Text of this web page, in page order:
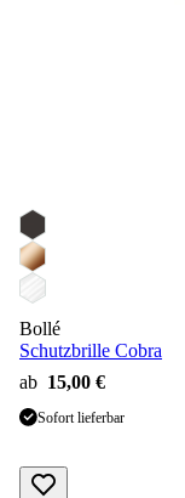
Bollé
Schutzbrille Cobra
ab 15,00 €
Sofort lieferbar